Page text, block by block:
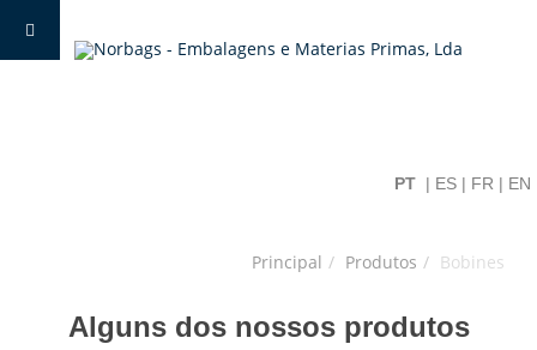
PT | ES | FR | EN
Principal Produtos Bobines
Alguns dos nossos produtos